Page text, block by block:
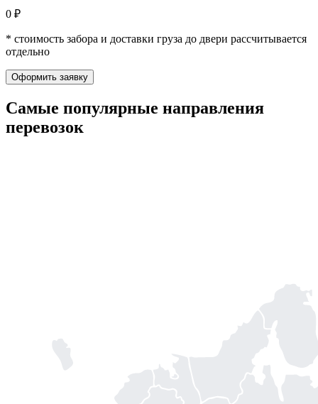
0 ₽
* стоимость забора и доставки груза до двери рассчитывается
отдельно
Оформить заявку
Самые популярные направления
перевозок